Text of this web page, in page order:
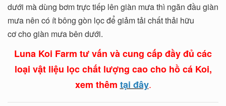
dưới mà dùng bơm trực tiếp lên giàn mưa thì ngăn đầu giàn
mưa nên có ít bông gòn lọc để giảm tải chất thải hữu
cơ cho giàn mưa bên dưới.
Luna Koi Farm tư vấn và cung cấp đầy đủ các
loại vật liệu lọc chất lượng cao cho hồ cá Koi,
xem thêm tại đây.